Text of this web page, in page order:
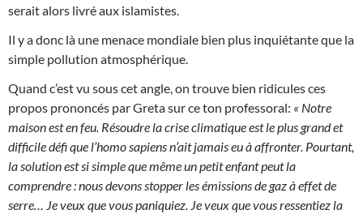
serait alors livré aux islamistes.
Il y a donc là une menace mondiale bien plus inquiétante que la
simple pollution atmosphérique.
Quand c’est vu sous cet angle, on trouve bien ridicules ces
propos prononcés par Greta sur ce ton professoral: « Notre
maison est en feu. Résoudre la crise climatique est le plus grand et
difficile défi que l’homo sapiens n’ait jamais eu à affronter. Pourtant,
la solution est si simple que même un petit enfant peut la
comprendre : nous devons stopper les émissions de gaz à effet de
serre… Je veux que vous paniquiez. Je veux que vous ressentiez la